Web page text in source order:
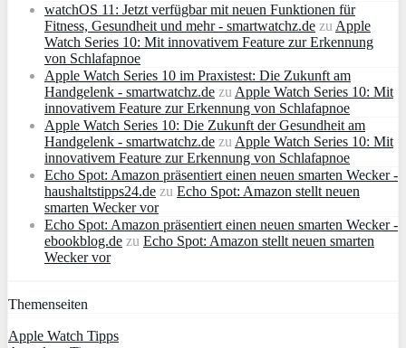
watchOS 11: Jetzt verfügbar mit neuen Funktionen für
Fitness, Gesundheit und mehr - smartwatchz.de zu Apple
Watch Series 10: Mit innovativem Feature zur Erkennung
von Schlafapnoe
Apple Watch Series 10 im Praxistest: Die Zukunft am
Handgelenk - smartwatchz.de zu Apple Watch Series 10: Mit
innovativem Feature zur Erkennung von Schlafapnoe
Apple Watch Series 10: Die Zukunft der Gesundheit am
Handgelenk - smartwatchz.de zu Apple Watch Series 10: Mit
innovativem Feature zur Erkennung von Schlafapnoe
Echo Spot: Amazon präsentiert einen neuen smarten Wecker -
haushaltstipps24.de zu Echo Spot: Amazon stellt neuen
smarten Wecker vor
Echo Spot: Amazon präsentiert einen neuen smarten Wecker -
ebookblog.de zu Echo Spot: Amazon stellt neuen smarten
Wecker vor
Themenseiten
Apple Watch Tipps